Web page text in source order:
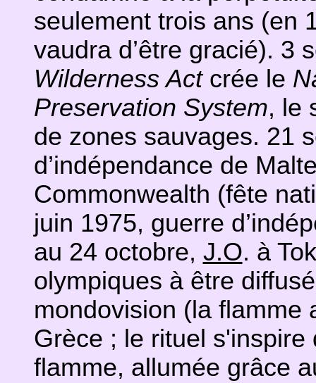
seulement trois ans (en
vaudra d’être gracié). 3
Wilderness Actcrée le
Preservation System, le
de zones sauvages. 21
d’indépendance de
Commonwealth (fête
juin 1975, guerre
au 24 octobre, J.O. à
olympiques à être
mondovision (la flamme
Grèce ; le rituel
flamme, allumée grâce